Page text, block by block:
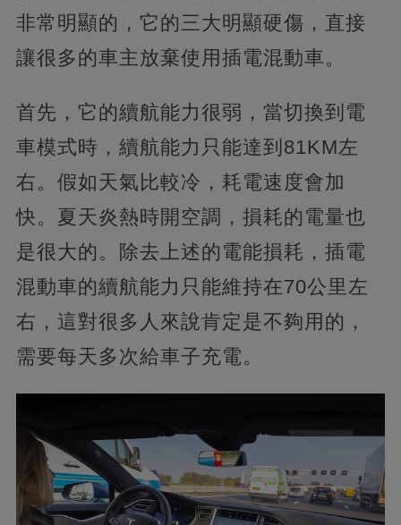
非常明顯的，它的三大明顯硬傷，直接
讓很多的車主放棄使用插電混動車。
首先，它的續航能力很弱，當切換到電
車模式時，續航能力只能達到81KM左
右。假如天氣比較冷，耗電速度會加
快。夏天炎熱時開空調，損耗的電量也
是很大的。除去上述的電能損耗，插電
混動車的續航能力只能維持在70公里左
右，這對很多人來說肯定是不夠用的，
需要每天多次給車子充電。